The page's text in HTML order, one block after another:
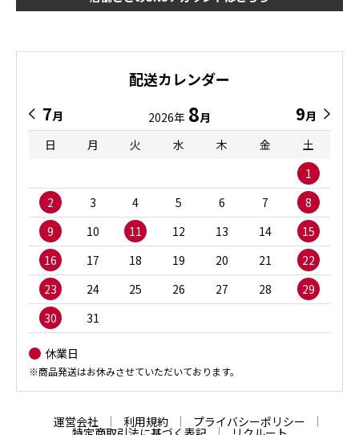
配送カレンダー
7月 2026年 8月 9月
日
月 火 水 木 金
土
1
2
3 4 5 6 7
8
9
10 11 12 13 14
15
16
17 18 19 20 21
22
23
24 25 26 27 28
29
30
31
休業日
※商品発送はお休みさせていただいております。
運営会社 利用規約 プライバシーポリシー